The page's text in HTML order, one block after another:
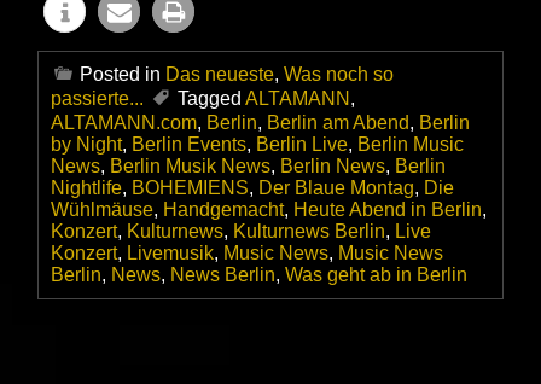
Posted in Das neueste, Was noch so
passierte...
Tagged ALTAMANN ,
ALTAMANN.com, Berlin, Berlin am Abend, Berlin
by Night, Berlin Events, Berlin Live, Berlin Music
News, Berlin Musik News, Berlin News, Berlin
Nightlife, BOHEMIENS, Der Blaue Montag, Die
Wühlmäuse, Handgemacht, Heute Abend in Berlin,
Konzert, Kulturnews, Kulturnews Berlin, Live
Konzert, Livemusik, Music News, Music News
Berlin, News, News Berlin, Was geht ab in Berlin